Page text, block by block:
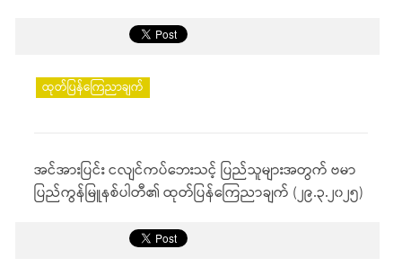
ထုတ်ပြန်ကြေညာချက်
အင်အားပြင်း ငလျင်ကပ်ဘေးသင့် ပြည်သူများအတွက် ဗမာ
ပြည်ကွန်မြူနစ်ပါတီ၏ ထုတ်ပြန်ကြေညာချက် (၂၉.၃.၂၀၂၅)